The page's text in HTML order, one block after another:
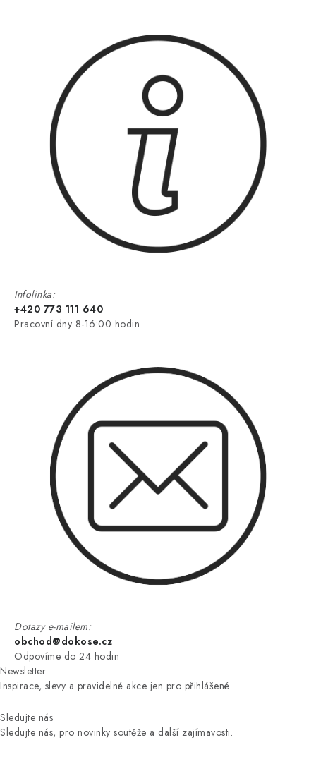
Infolinka:
+420 773 111 640
Pracovní dny 8-16:00 hodin
Dotazy e-mailem:
obchod@dokose.cz
Odpovíme do 24 hodin
Newsletter
Inspirace, slevy a pravidelné akce jen pro přihlášené.
Sledujte nás
Sledujte nás, pro novinky soutěže a další zajímavosti.